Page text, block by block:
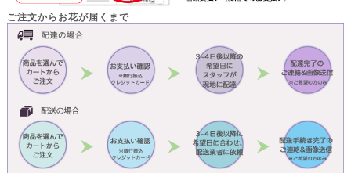
ご注文からお花が届くまで